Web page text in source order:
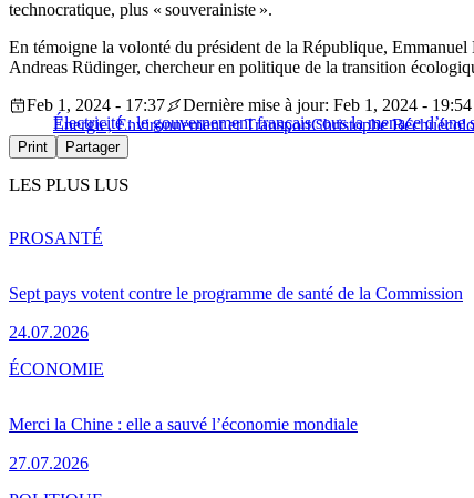
technocratique, plus « souverainiste ».
En témoigne la volonté du président de la République, Emmanuel
Andreas Rüdinger, chercheur en politique de la transition
Électricité : le gouvernement français sous la menace d’une
Feb 1, 2024 - 17:37
Dernière mise à jour: Feb 1, 2024 - 19:54
Energie, Environnement et TransportChristophe Béchu
Print Partager
LES PLUS LUS
Sept pays votent contre le programme de santé de la Commission
24.07.2026
PROSANTÉ
Merci la Chine : elle a sauvé l’économie mondiale
27.07.2026
ÉCONOMIE